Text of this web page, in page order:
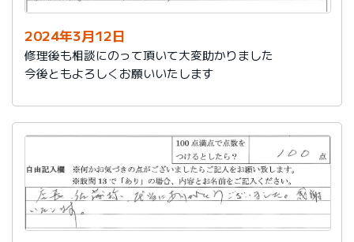
2024年3月12日
修理後も相談にのって頂いて大変助かりました
今後ともよろしくお願いいたします